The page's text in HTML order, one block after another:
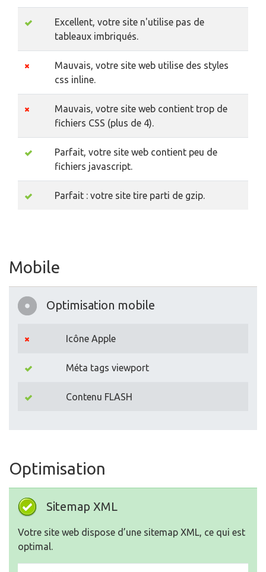
Excellent, votre site n'utilise pas de
tableaux imbriqués.
Mauvais, votre site web utilise des styles
css inline.
Mauvais, votre site web contient trop de
fichiers CSS (plus de 4).
Parfait, votre site web contient peu de
fichiers javascript.
Parfait : votre site tire parti de gzip.
Mobile
Optimisation mobile
Icône Apple
Méta tags viewport
Contenu FLASH
Optimisation
Sitemap XML
Votre site web dispose d’une sitemap XML, ce qui est
optimal.